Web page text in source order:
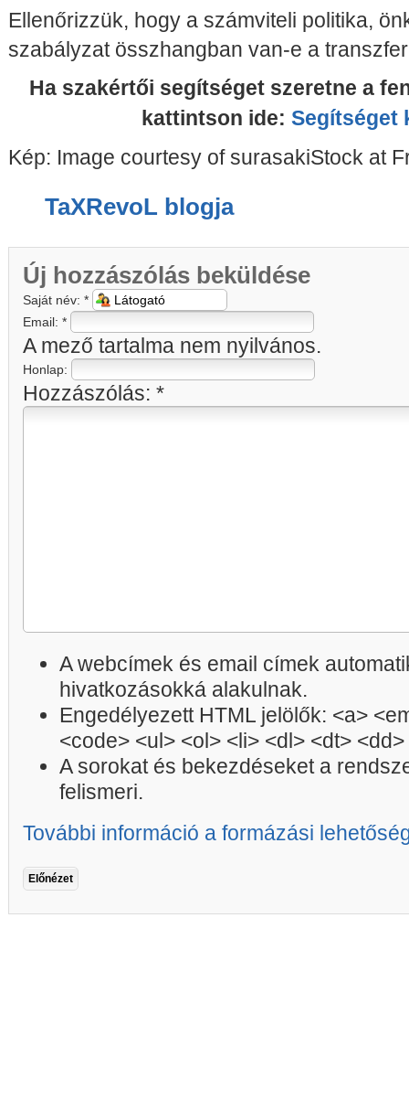
Ellenőrizzük, hogy a számviteli politika,
szabályzat összhangban van-e a
Ha szakértői segítséget szeretne a
kattintson ide: Segítséget
Kép: Image courtesy of surasakiStock at
TaXRevoL blogja
Új hozzászólás beküldése
Saját név: *
Email: *
A mező tartalma nem nyilvános.
Honlap:
Hozzászólás: *
A webcímek és email címek
hivatkozásokká alakulnak.
Engedélyezett HTML jelölők: <a>
<code> <ul> <ol> <li> <dl> <dt> <dd>
A sorokat és bekezdéseket a
felismeri.
További információ a formázási